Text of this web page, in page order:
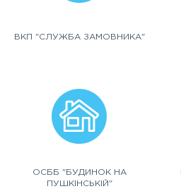
ВКП "СЛУЖБА ЗАМОВНИКА"
ОСББ "БУДИНОК НА
ПУШКІНСЬКІЙ"